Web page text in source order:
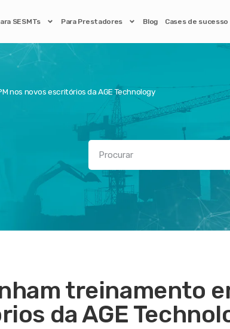
SESMTs Para Prestadores Blog Cases de sucesso
nos novos escritórios da AGE Technology
treinamento
da AGE